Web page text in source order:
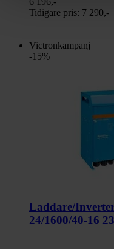
Tidigare pris: 7 290,-
Victronkampanj
-15%
Laddare/
24/1600/40-16